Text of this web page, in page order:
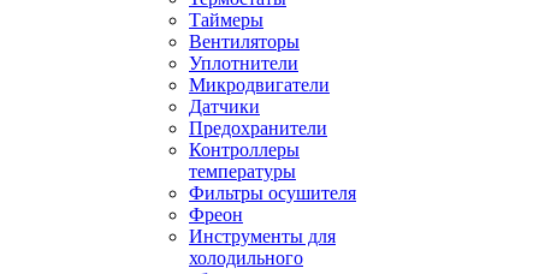
Таймеры
Вентиляторы
Уплотнители
Микродвигатели
Датчики
Предохранители
Контроллеры
температуры
Фильтры осушителя
Фреон
Инструменты для
холодильного